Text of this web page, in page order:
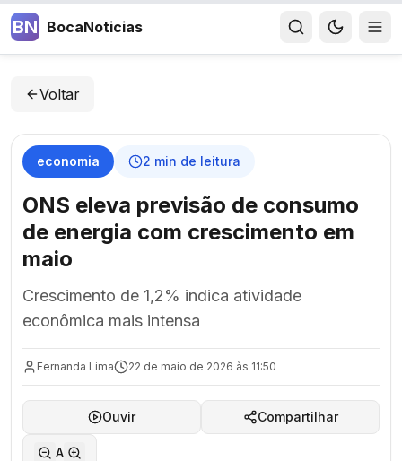
BN BocaNoticias
Voltar
economia 2 min de leitura
ONS eleva previsão de consumo
de energia com crescimento em
maio
Crescimento de 1,2% indica atividade
econômica mais intensa
Fernanda Lima 22 de maio de 2026 às 11:50
Ouvir Compartilhar
A